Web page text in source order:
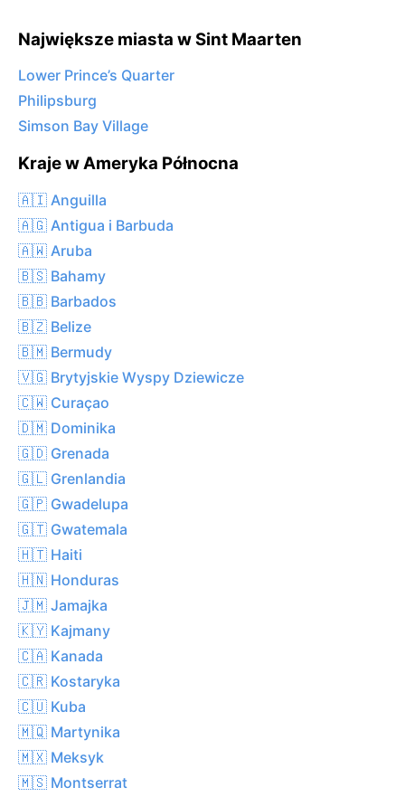
Największe miasta w Sint Maarten
Lower Prince’s Quarter
Philipsburg
Simson Bay Village
Kraje w Ameryka Północna
🇦🇮 Anguilla
🇦🇬 Antigua i Barbuda
🇦🇼 Aruba
🇧🇸 Bahamy
🇧🇧 Barbados
🇧🇿 Belize
🇧🇲 Bermudy
🇻🇬 Brytyjskie Wyspy Dziewicze
🇨🇼 Curaçao
🇩🇲 Dominika
🇬🇩 Grenada
🇬🇱 Grenlandia
🇬🇵 Gwadelupa
🇬🇹 Gwatemala
🇭🇹 Haiti
🇭🇳 Honduras
🇯🇲 Jamajka
🇰🇾 Kajmany
🇨🇦 Kanada
🇨🇷 Kostaryka
🇨🇺 Kuba
🇲🇶 Martynika
🇲🇽 Meksyk
🇲🇸 Montserrat